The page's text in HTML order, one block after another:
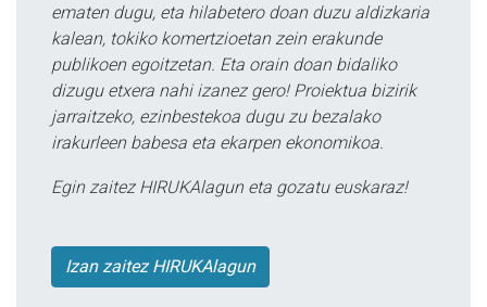
ematen dugu, eta hilabetero doan duzu aldizkaria
kalean, tokiko komertzioetan zein erakunde
publikoen egoitzetan. Eta orain doan bidaliko
dizugu etxera nahi izanez gero! Proiektua bizirik
jarraitzeko, ezinbestekoa dugu zu bezalako
irakurleen babesa eta ekarpen ekonomikoa.
Egin zaitez HIRUKAlagun eta gozatu euskaraz!
Izan zaitez HIRUKAlagun